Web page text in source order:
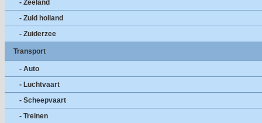
- Zeeland
- Zuid holland
- Zuiderzee
Transport
- Auto
- Luchtvaart
- Scheepvaart
- Treinen